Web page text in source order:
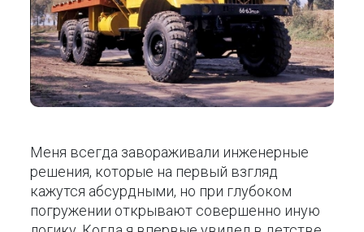
Меня всегда завораживали инженерные
решения, которые на первый взгляд
кажутся абсурдными, но при глубоком
погружении открывают совершенно иную